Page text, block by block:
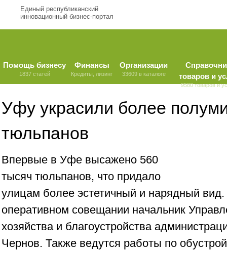
Единый республиканский
инновационный бизнес-портал
Помощь бизнесу
1837 статей
Финансы
Кредиты, лизинг
Организации
33609 в каталоге
товаров и
9580 товаров и
Уфу украсили более
тюльпанов
Впервые в Уфе высажено 560
тысяч тюльпанов, что придало
улицам более эстетичный и нарядный
оперативном совещании начальник
хозяйства и благоустройства
Чернов. Также ведутся работы по